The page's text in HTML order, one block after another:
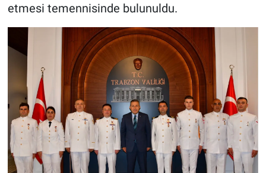
etmesi temennisinde bulunuldu.